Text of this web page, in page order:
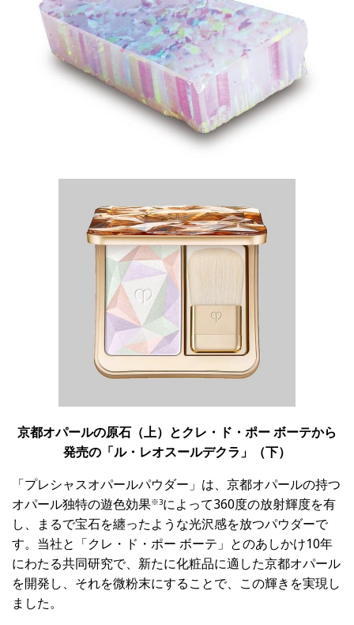
京都オパールの原石（上）とクレ・ド・ポーボーテから
発売の「ル・レオスールデクラ」（下）
「プレシャスオパールパウダー」は、京都オパールの持つ
オパール独特の遊色効果※3によって360度の放射輝度を有
し、まるで宝石を纏ったような光沢感を放つパウダーで
す。当社と「クレ・ド・ポー ボーテ」とのあしかけ10年
にわたる共同研究で、新たに化粧品に適した京都オパール
を開発し、それを微粉末にすることで、この輝きを実現し
ました。